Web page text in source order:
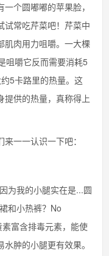
个圆嘟嘟的苹果脸，
试常吃芹菜吧！芹菜中
肌肉用力咀嚼。一大棵
咀嚼它反而需要消耗5
5卡路里的热量。这
提供的热量，真称得上
一一认识一下吧：
为我的小腿实在是...圆
和小热裤？No
富含排毒元素，能使
肿的小腿更有效果。